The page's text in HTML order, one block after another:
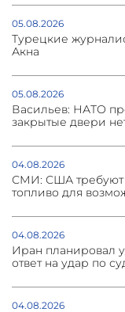
05.08.2026
Турецкие
Акна
05.08.2026
Васильев: НАТО
закрытые двери
04.08.2026
СМИ: США требуют
топливо для
04.08.2026
Иран планировал
ответ на удар по
04.08.2026